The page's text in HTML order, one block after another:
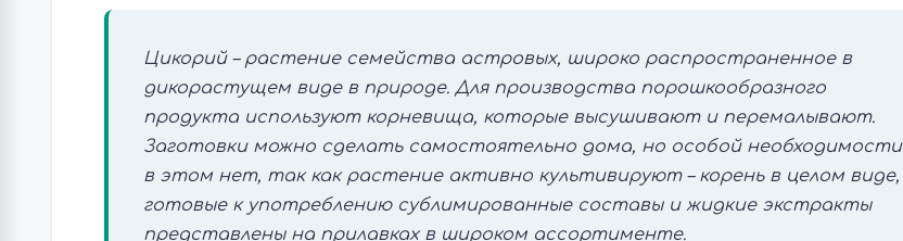
Цикорий – растение семейства астровых, широко распространенное в
дикорастущем виде в природе. Для производства порошкообразного
продукта используют корневища, которые высушивают и перемалывают.
Заготовки можно сделать самостоятельно дома, но особой необходимости
в этом нет, так как растение активно культивируют – корень в целом виде,
готовые к употреблению сублимированные составы и жидкие экстракты
представлены на прилавках в широком ассортименте.